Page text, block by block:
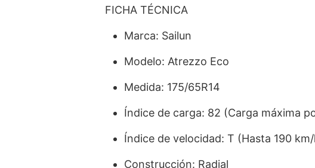
FICHA TÉCNICA
Marca: Sailun
Modelo: Atrezzo Eco
Medida: 175/65R14
Índice de carga: 82 (Carga máxima
Índice de velocidad: T (Hasta 190
Construcción: Radial